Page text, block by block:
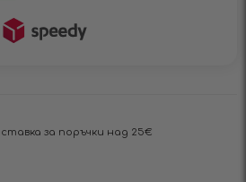
за поръчки над 25€